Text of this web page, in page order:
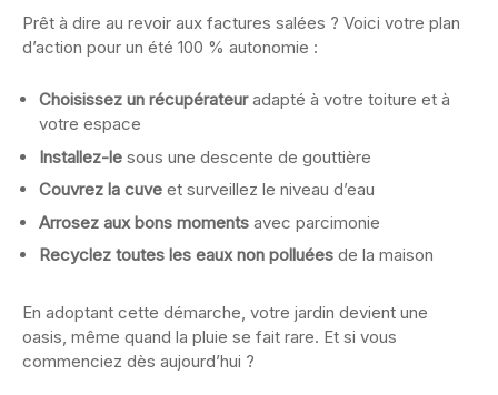
Prêt à dire au revoir aux factures salées ? Voici votre plan
d’action pour un été 100 % autonomie :
Choisissez un récupérateuradapté à votre toiture et à
votre espace
Installez-le sous une descente de gouttière
Couvrez la cuve et surveillez le niveau d’eau
Arrosez aux bons moments avec parcimonie
Recyclez toutes les eaux non polluées de la maison
En adoptant cette démarche, votre jardin devient une
oasis, même quand la pluie se fait rare. Et si vous
commenciez dès aujourd’hui ?